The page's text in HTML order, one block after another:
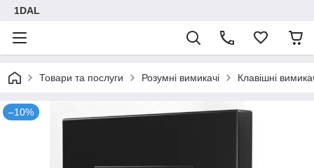
1DAL
Товари та послуги Розумні вимикачі Клавішні
–10%